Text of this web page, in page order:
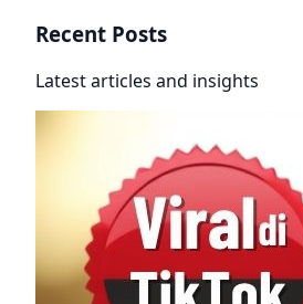
Recent Posts
Latest articles and insights